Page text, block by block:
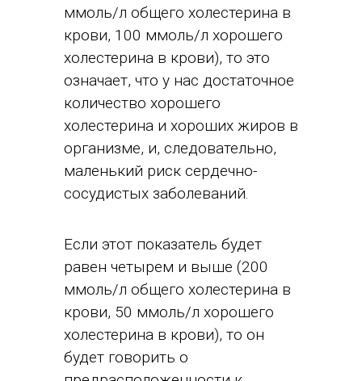
ммоль/л общего холестерина в
крови, 100 ммоль/л хорошего
холестерина в крови), то это
означает, что у нас достаточное
количество хорошего
холестерина и хороших жиров в
организме, и, следовательно,
маленький риск сердечно-
сосудистых заболеваний.
Если этот показатель будет
равен четырем и выше (200
ммоль/л общего холестерина в
крови, 50 ммоль/л хорошего
холестерина в крови), то он
будет говорить о